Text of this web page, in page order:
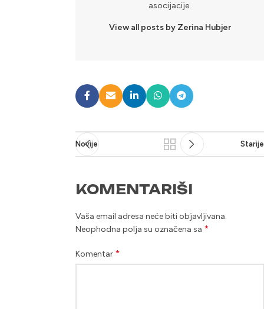
asocijacije.
View all posts by Zerina Hubjer
Novije Starije
KOMENTARIŠI
Vaša email adresa neće biti objavljivana.
Neophodna polja su označena sa *
Komentar *